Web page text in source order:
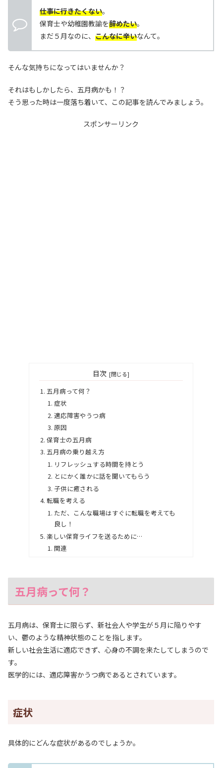
仕事に行きたくない。
保育士や幼稚園教諭を辞めたい。
まだ５月なのに、 こんなに辛いなんて。
そんな気持ちになってはいませんか？
それはもしかしたら、五月病かも！？
そう思った時は一度落ち着いて、この記事を読んでみましょう。
スポンサーリンク
目次
五月病って何？
症状
適応障害やうつ病
原因
保育士の五月病
五月病の乗り越え方
リフレッシュする時間を持とう
とにかく誰かに話を聞いてもらう
子供に癒される
転職を考える
ただ、こんな職場はすぐに転職を考えても
良し！
楽しい保育ライフを送るために…
関連
五月病って何？
五月病は、保育士に限らず、新社会人や学生が５月に陥りやす
い、鬱のような精神状態のことを指します。
新しい社会生活に適応できず、心身の不調を来たしてしまうので
す。
医学的には、適応障害かうつ病であるとされています。
症状
具体的にどんな症状があるのでしょうか。